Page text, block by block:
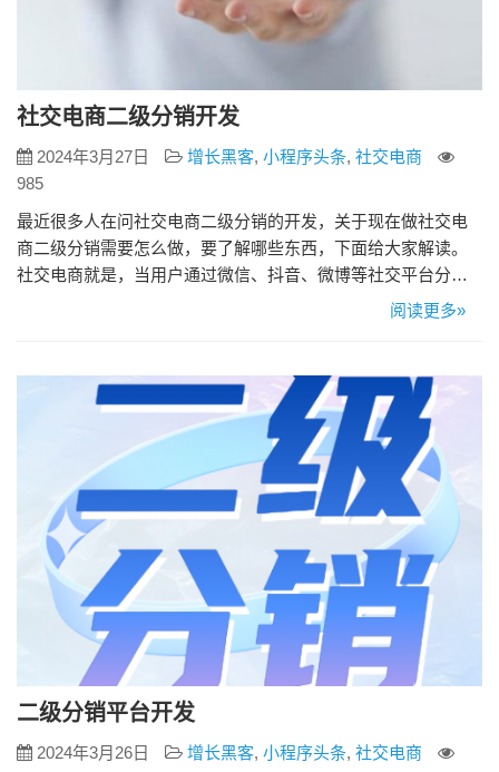
社交电商二级分销开发
2024年3月27日 增长黑客, 小程序头条, 社交电商
985
最近很多人在问社交电商二级分销的开发，关于现在做社交电
商二级分销需要怎么做，要了解哪些东西，下面给大家解读。
社交电商就是，当用户通过微信、抖音、微博等社交平台分享
购物，基于熟人关系、网红的分享推荐也能有效消费者对商品
破了传统的分销模式规则，更多的来自用户社交链条的分享、
消费与利益共享，降…
阅读更多»
二级分销平台开发
2024年3月26日 增长黑客, 小程序头条, 社交电商